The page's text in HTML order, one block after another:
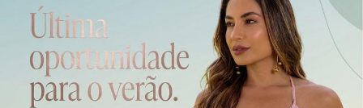
CONJUNTO
CONJUNTO BIQUÍNI
PIJAMA DE VERÃO
ROBE
TOP
TODOS DE OUTLET